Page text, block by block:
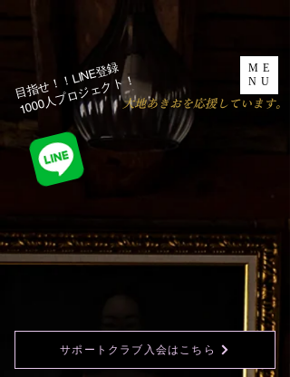
ME
NU
​大地あきおを応援しています。
目指せ！！LINE登録
1000人プロジェクト！​
サポートクラブ入会はこちら